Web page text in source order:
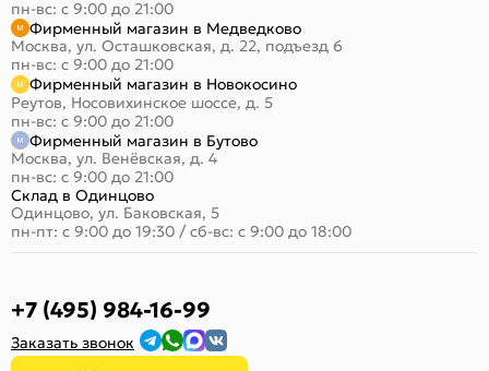
пн-вс: с 9:00 до 21:00
Фирменный магазин в Медведково
Москва, ул. Осташковская, д. 22, подъезд 6
пн-вс: с 9:00 до 21:00
Фирменный магазин в Новокосино
Реутов, Носовихинское шоссе, д. 5
пн-вс: с 9:00 до 21:00
Фирменный магазин в Бутово
Москва, ул. Венёвская, д. 4
пн-вс: с 9:00 до 21:00
Склад в Одинцово
Одинцово, ул. Баковская, 5
пн-пт: с 9:00 до 19:30 / сб-вс: с 9:00 до 18:00
+7 (495) 984-16-99
Заказать звонок